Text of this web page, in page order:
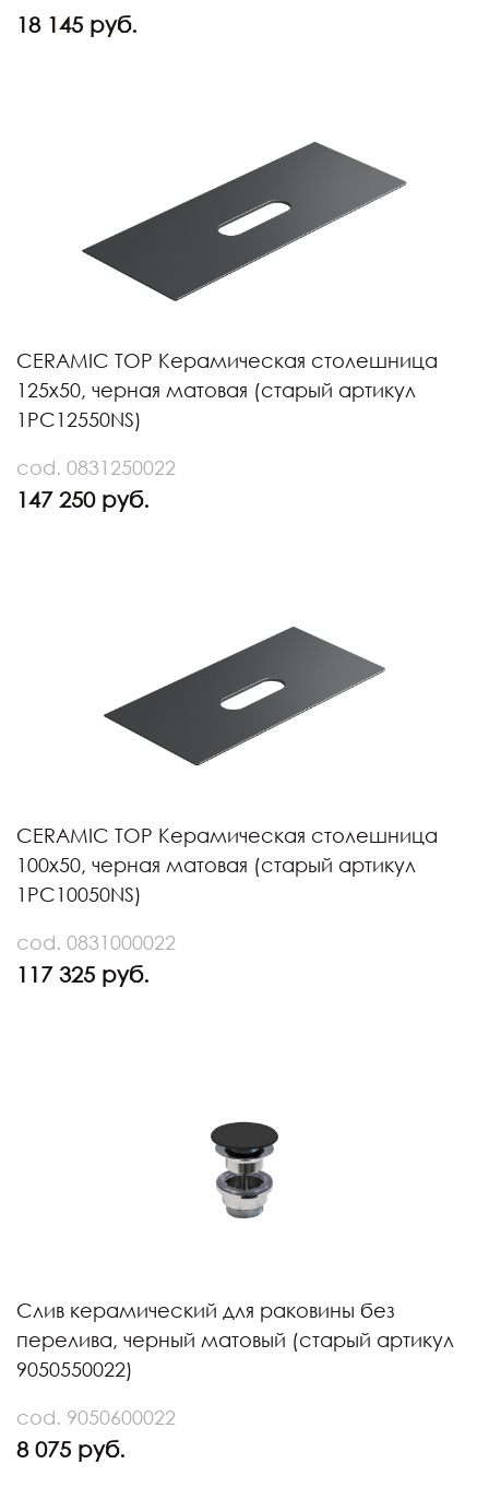
18 145 руб.
CERAMIC TOP Керамическая столешница
125х50, черная матовая (старый артикул
1PC12550NS)
cod. 0831250022
147 250 руб.
CERAMIC TOP Керамическая столешница
100х50, черная матовая (старый артикул
1PC10050NS)
cod. 0831000022
117 325 руб.
Слив керамический для раковины без
перелива, черный матовый (старый артикул
9050550022)
cod. 9050600022
8 075 руб.